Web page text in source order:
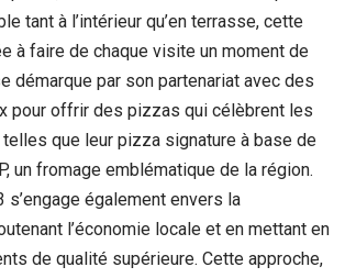
tant à l’intérieur qu’en terrasse, cette
à faire de chaque visite un moment de
démarque par son partenariat avec des
pour offrir des pizzas qui célèbrent les
telles que leur pizza signature à base de
un fromage emblématique de la région.
s’engage également envers la
l’économie locale et en mettant en
de qualité supérieure. Cette approche,